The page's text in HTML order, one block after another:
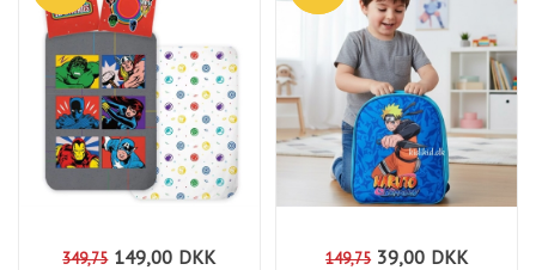
349,75 149,00 DKK 149,75 39,00 DKK